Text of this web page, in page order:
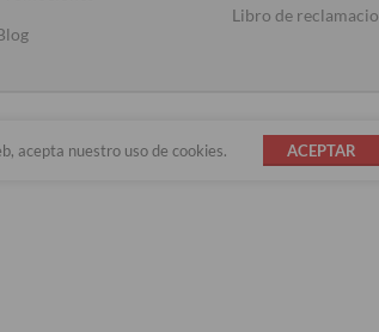
Libro de
acepta nuestro uso de cookies. ACEPTAR